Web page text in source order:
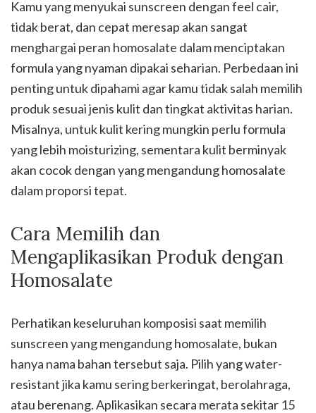
Kamu yang menyukai sunscreen dengan feel cair,
tidak berat, dan cepat meresap akan sangat
menghargai peran homosalate dalam menciptakan
formula yang nyaman dipakai seharian. Perbedaan ini
penting untuk dipahami agar kamu tidak salah memilih
produk sesuai jenis kulit dan tingkat aktivitas harian.
Misalnya, untuk kulit kering mungkin perlu formula
yang lebih moisturizing, sementara kulit berminyak
akan cocok dengan yang mengandung homosalate
dalam proporsi tepat.
Cara Memilih dan
Mengaplikasikan Produk dengan
Homosalate
Perhatikan keseluruhan komposisi saat memilih
sunscreen yang mengandung homosalate, bukan
hanya nama bahan tersebut saja. Pilih yang water-
resistant jika kamu sering berkeringat, berolahraga,
atau berenang. Aplikasikan secara merata sekitar 15